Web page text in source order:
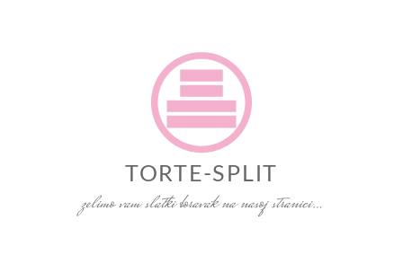
TORTE-SPLIT
zelimo vam slatki boravak na nasoj stranici…